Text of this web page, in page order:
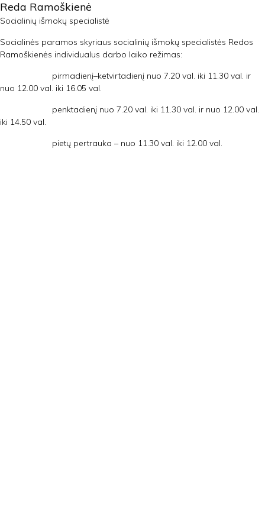
Reda Ramoškienė
Socialinių išmokų specialistė
Socialinės paramos skyriaus socialinių išmokų specialistės Redos
Ramoškienės individualus darbo laiko režimas:
pirmadienį–ketvirtadienį nuo 7.20 val. iki 11.30 val. ir
nuo 12.00 val. iki 16.05 val.
penktadienį nuo 7.20 val. iki 11.30 val. ir nuo 12.00 val.
iki 14.50 val.
pietų pertrauka – nuo 11.30 val. iki 12.00 val.